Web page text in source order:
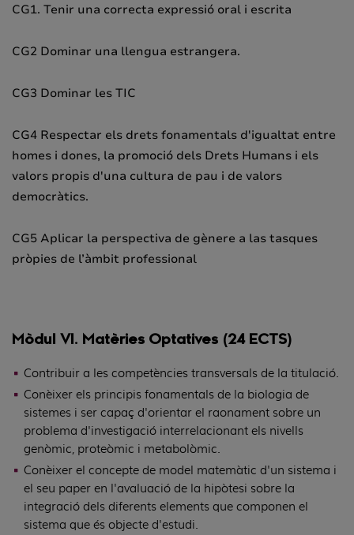
CG1. Tenir una correcta expressió oral i escrita
CG2 Dominar una llengua estrangera.
CG3 Dominar les TIC
CG4 Respectar els drets fonamentals d'igualtat entre
homes i dones, la promoció dels Drets Humans i els
valors propis d'una cultura de pau i de valors
democràtics.
CG5 Aplicar la perspectiva de gènere a las tasques
pròpies de l’àmbit professional
Mòdul VI. Matèries Optatives (24 ECTS)
Contribuir a les competències transversals de la titulació.
Conèixer els principis fonamentals de la biologia de
sistemes i ser capaç d'orientar el raonament sobre un
problema d'investigació interrelacionant els nivells
genòmic, proteòmic i metabolòmic.
Conèixer el concepte de model matemàtic d'un sistema i
el seu paper en l'avaluació de la hipòtesi sobre la
integració dels diferents elements que componen el
sistema que és objecte d'estudi.